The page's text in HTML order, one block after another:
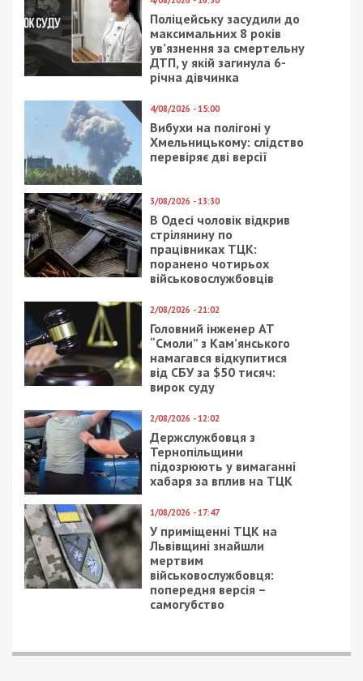
Следующая статья:
У Дніпрі забудовник Турчин організував
свій “Еліта-Центр”: замість підземного
паркінгу – нелегальна багатоповерхівка,
яку ніколи не узаконять та вимагають
знести
СУСПІЛЬСТВО
19/08/2021 - 11:07
На Днепропетровщине
полицейские избивали
людей, заставляя
признаться в
преступлении
21/11/2025 - 19:00
Двоє загиблих, п’ятеро
поранених на
Дніпропетровщині
внаслідок російських
25/08/2021 - 10:40
Скончалась дочь
днепровского
политика
24/12/2019 - 16:01
Кабмин обещает
снизить тариф на
отопление на 30% уже
в декабре